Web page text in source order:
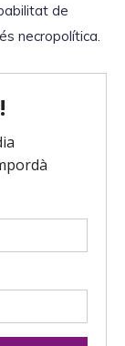
de
necropolítica.